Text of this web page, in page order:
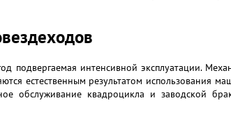
подвергаемая интенсивной эксплуатации.
естественным результатом использования
обслуживание квадроцикла и заводской